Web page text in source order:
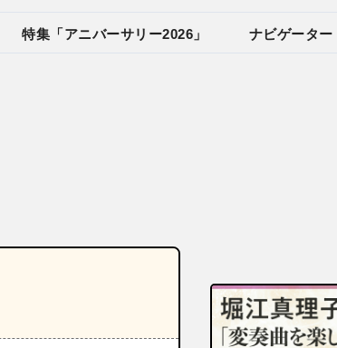
特集「アニバーサリー2026」 ナビゲーター